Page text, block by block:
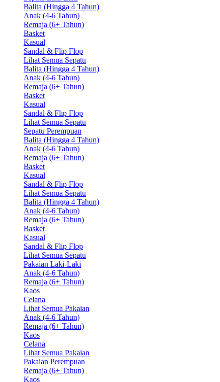
Balita (Hingga 4 Tahun)
Anak (4-6 Tahun)
Remaja (6+ Tahun)
Basket
Kasual
Sandal & Flip Flop
Lihat Semua Sepatu
Balita (Hingga 4 Tahun)
Anak (4-6 Tahun)
Remaja (6+ Tahun)
Basket
Kasual
Sandal & Flip Flop
Lihat Semua Sepatu
Sepatu Perempuan
Balita (Hingga 4 Tahun)
Anak (4-6 Tahun)
Remaja (6+ Tahun)
Basket
Kasual
Sandal & Flip Flop
Lihat Semua Sepatu
Balita (Hingga 4 Tahun)
Anak (4-6 Tahun)
Remaja (6+ Tahun)
Basket
Kasual
Sandal & Flip Flop
Lihat Semua Sepatu
Pakaian Laki-Laki
Anak (4-6 Tahun)
Remaja (6+ Tahun)
Kaos
Celana
Lihat Semua Pakaian
Anak (4-6 Tahun)
Remaja (6+ Tahun)
Kaos
Celana
Lihat Semua Pakaian
Pakaian Perempuan
Remaja (6+ Tahun)
Kaos